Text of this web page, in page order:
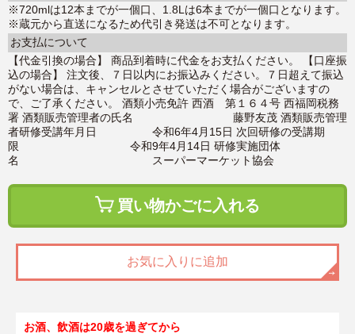
※720mlは12本までが一個口、1.8Lは6本までが一個口となります。
※蔵元から直送になるため代引き発送は不可となります。
お支払について
【代金引換の場合】 商品到着時に代金をお支払ください。 【口座振
込の場合】 注文後、７日以内にお振込みください。７日超えて振込
がない場合は、キャンセルとさせていただく場合がございますの
で、ご了承ください。 酒類小売免許 西酒 第１６４号 西福岡税務
署 酒類販売管理者の氏名 藤野友茂 酒類販売管理
者研修受講年月日 令和6年4月15日 次回研修の受講期
限 令和9年4月14日 研修実施団体
名 スーパーマーケット協会
買い物かごに入れる
お気に入りに追加
お酒、飲酒は20歳を過ぎてから